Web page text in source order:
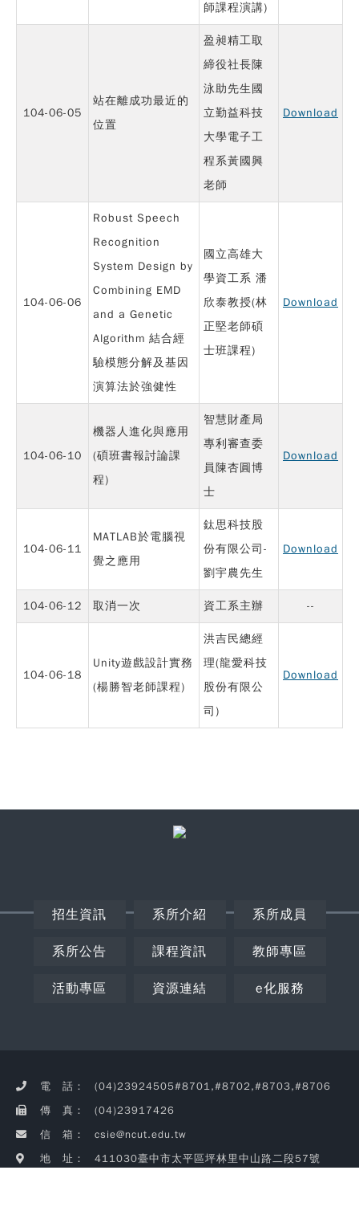
師課程演講)
104-06-05
站在離成功最近的
位置
盈昶精工取
締役社長陳
泳助先生國
立勤益科技
大學電子工
程系黃國興
老師
Download
104-06-06
Robust Speech
Recognition
System Design by
Combining EMD
and a Genetic
Algorithm 結合經
驗模態分解及基因
演算法於強健性
國立高雄大
學資工系 潘
欣泰教授(林
正堅老師碩
士班課程)
Download
104-06-10
機器人進化與應用
(碩班書報討論課
程)
智慧財產局
專利審查委
員陳杏圓博
士
Download
104-06-11
MATLAB於電腦視
覺之應用
鈦思科技股
份有限公司-
劉宇農先生
Download
104-06-12 取消一次 資工系主辦 --
104-06-18
Unity遊戲設計實務
(楊勝智老師課程)
洪吉民總經
理(龍愛科技
股份有限公
司)
Download
招生資訊 系所介紹 系所成員
系所公告 課程資訊 教師專區
活動專區 資源連結 e化服務
電 話：
(04)23924505#8701,#8702,#8703,#8706
傳 真：
(04)23917426
信 箱：
csie@ncut.edu.tw
地 址：
411030臺中市太平區坪林里中山路二段57號